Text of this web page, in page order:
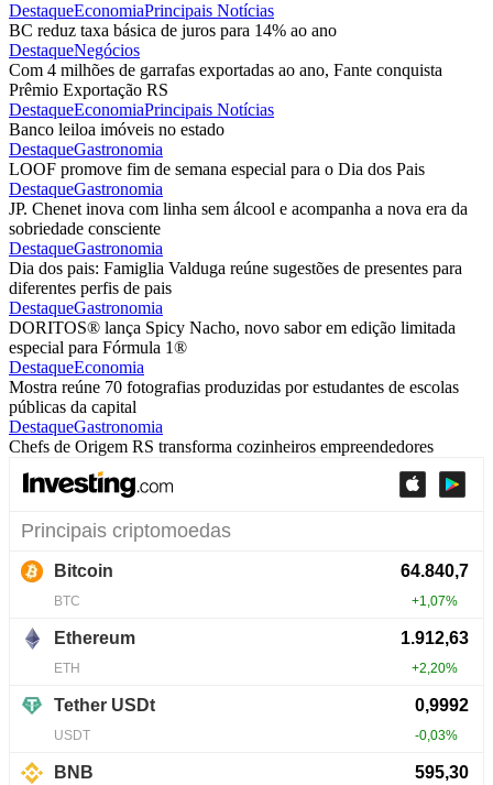
DestaqueEconomiaPrincipais Notícias
BC reduz taxa básica de juros para 14% ao ano
DestaqueNegócios
Com 4 milhões de garrafas exportadas ao ano, Fante conquista
Prêmio Exportação RS
DestaqueEconomiaPrincipais Notícias
Banco leiloa imóveis no estado
DestaqueGastronomia
LOOF promove fim de semana especial para o Dia dos Pais
DestaqueGastronomia
JP. Chenet inova com linha sem álcool e acompanha a nova era da
sobriedade consciente
DestaqueGastronomia
Dia dos pais: Famiglia Valduga reúne sugestões de presentes para
diferentes perfis de pais
DestaqueGastronomia
DORITOS® lança Spicy Nacho, novo sabor em edição limitada
especial para Fórmula 1®
DestaqueEconomia
Mostra reúne 70 fotografias produzidas por estudantes de escolas
públicas da capital
DestaqueGastronomia
Chefs de Origem RS transforma cozinheiros empreendedores